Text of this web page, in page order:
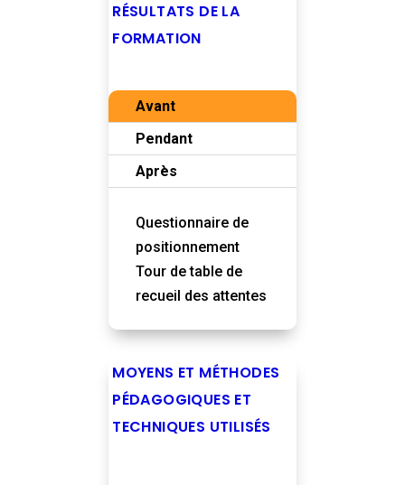
RÉSULTATS DE LA
FORMATION
Avant
Pendant
Après
Questionnaire de
positionnement
Tour de table de
recueil des attentes
MOYENS ET MÉTHODES
PÉDAGOGIQUES ET
TECHNIQUES UTILISÉS